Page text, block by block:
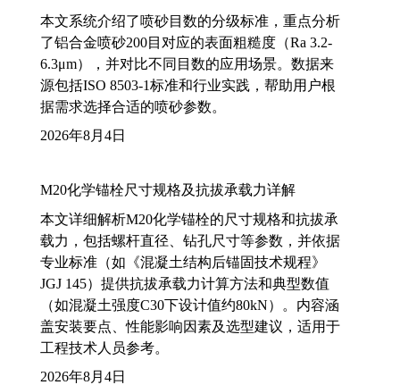
本文系统介绍了喷砂目数的分级标准，重点分析
了铝合金喷砂200目对应的表面粗糙度（Ra 3.2-
6.3μm），并对比不同目数的应用场景。数据来
源包括ISO 8503-1标准和行业实践，帮助用户根
据需求选择合适的喷砂参数。
2026年8月4日
M20化学锚栓尺寸规格及抗拔承载力详解
本文详细解析M20化学锚栓的尺寸规格和抗拔承
载力，包括螺杆直径、钻孔尺寸等参数，并依据
专业标准（如《混凝土结构后锚固技术规程》
JGJ 145）提供抗拔承载力计算方法和典型数值
（如混凝土强度C30下设计值约80kN）。内容涵
盖安装要点、性能影响因素及选型建议，适用于
工程技术人员参考。
2026年8月4日